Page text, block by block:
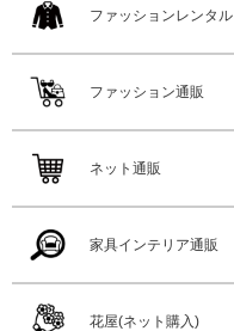
ファッションレンタル
ファッション通販
ネット通販
家具インテリア通販
花屋(ネット購入)